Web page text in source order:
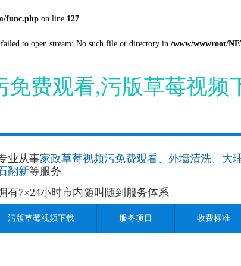
func.php on line 127
to open stream: No such file or directory in /www/wwwroot/
费观看,污版草莓视频
业从事家政草莓视频污免费观看、外墙清洗、大
翻新等服务
有7×24小时市内随叫随到服务体系
污版草莓视频下载 服务项目 收费标准